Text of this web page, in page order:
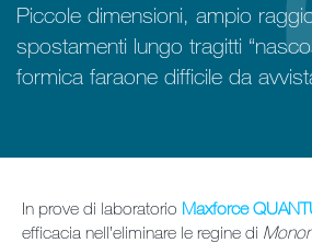
Piccole dimensioni, ampio
spostamenti lungo tragitti
formica faraone difficile da
In prove di laboratorio Maxforce
efficacia nell’eliminare le regine di